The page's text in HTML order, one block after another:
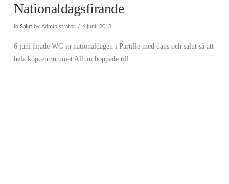
Nationaldagsfirande
In Salutby Administrator 6 juni, 2013
6 juni firade WG in nationaldagen i Partille med dans och salut så att
hela köpcentrummet Allum hoppade till.